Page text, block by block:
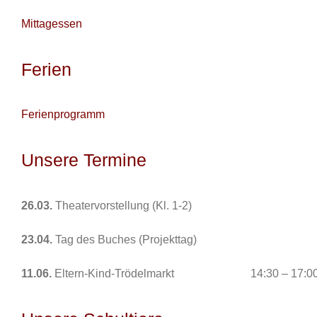
Mittagessen
Ferien
Ferienprogramm
Unsere Termine
26.03. Theatervorstellung (Kl. 1-2)
23.04. Tag des Buches (Projekttag)
11.06. Eltern-Kind-Trödelmarkt 14:30 – 17:00